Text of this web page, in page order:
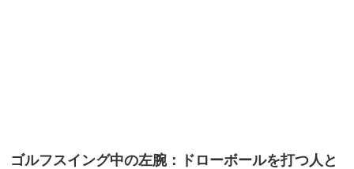
ゴルフスイング中の左腕：ドローボールを打つ人と